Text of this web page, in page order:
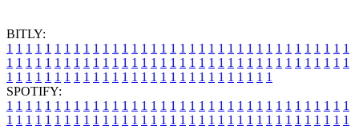
BITLY:
1 1 1 1 1 1 1 1 1 1 1 1 1 1 1 1 1 1 1 1 1 1 1 1 1 1 1 1 1 1 1 1 1 1 1 1
1 1 1 1 1 1 1 1 1 1 1 1 1 1 1 1 1 1 1 1 1 1 1 1 1 1 1 1 1 1 1 1 1 1 1 1
1 1 1 1 1 1 1 1 1 1 1 1 1 1 1 1 1 1 1 1 1 1 1 1 1 1 1 1
SPOTIFY:
1 1 1 1 1 1 1 1 1 1 1 1 1 1 1 1 1 1 1 1 1 1 1 1 1 1 1 1 1 1 1 1 1 1 1 1
1 1 1 1 1 1 1 1 1 1 1 1 1 1 1 1 1 1 1 1 1 1 1 1 1 1 1 1 1 1 1 1 1 1 1 1